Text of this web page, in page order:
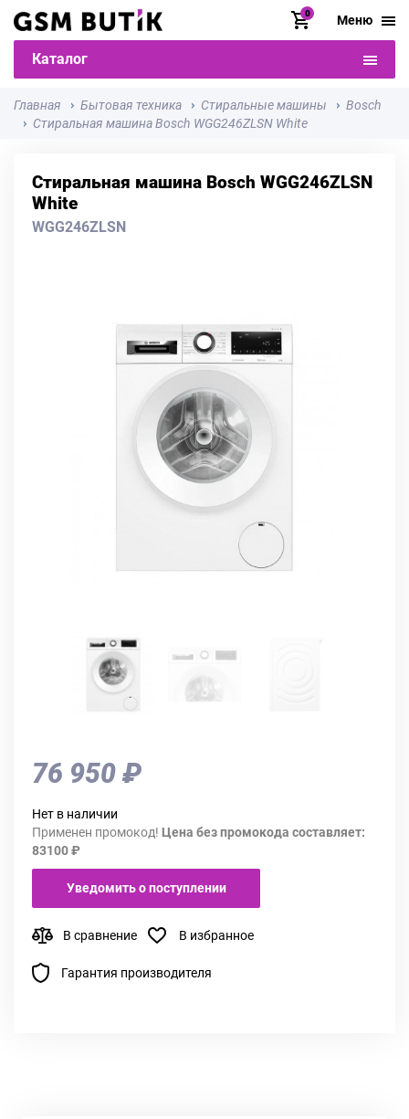
0 Меню
Каталог
Главная Бытовая техника Стиральные машины
Bosch
Стиральная машина Bosch WGG246ZLSN White
Стиральная машина Bosch WGG246ZLSN
White
WGG246ZLSN
76 950 ₽
Нет в наличии
Применен промокод! Цена без промокода составляет:
83100 ₽
Уведомить о поступлении
В сравнение В избранное
Гарантия производителя